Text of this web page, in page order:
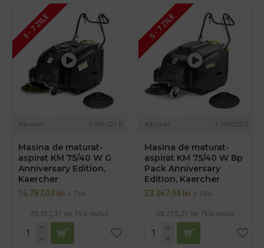
5 - 7 ZILE
Kärcher 1.049-221.0
Masina de maturat-
aspirat KM 75/40 W G
Anniversary Edition,
Kaercher
16.787,03 lei + TVA
20.312,31 lei TVA inclus
5 - 7 ZILE
Kärcher 1.049-220.0
Masina de maturat-
aspirat KM 75/40 W Bp
Pack Anniversary
Edition, Kaercher
23.367,94 lei + TVA
28.275,21 lei TVA inclus